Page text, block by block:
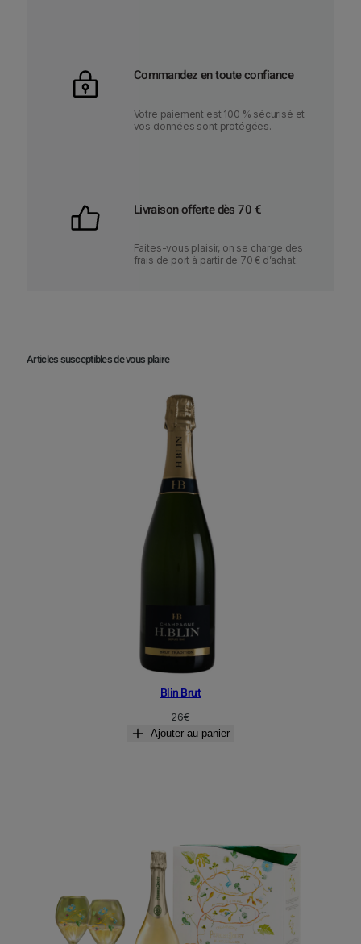
Commandez en toute confiance
Votre paiement est 100 % sécurisé et
vos données sont protégées.
Livraison offerte dès 70 €
Faites-vous plaisir, on se charge des
frais de port à partir de 70 € d’achat.
Articles susceptibles de vous plaire
Blin Brut
26€
Ajouter au panier